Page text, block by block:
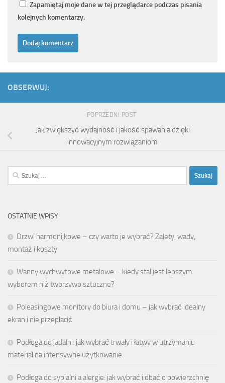
Zapamiętaj moje dane w tej przeglądarce podczas pisania
kolejnych komentarzy.
OBSERWUJ:
POPRZEDNI POST
Jak zwiększyć wydajność i jakość spawania dzięki
innowacyjnym rozwiązaniom
Szukaj:
OSTATNIE WPISY
Drzwi harmonijkowe – czy warto je wybrać? Zalety, wady,
montaż i koszty
Wanny wychwytowe metalowe – kiedy stal jest lepszym
wyborem niż tworzywo sztuczne?
Poleasingowe monitory do biura i domu – jak wybrać idealny
ekran i nie przepłacić
Podłoga do jadalni: jak wybrać trwały i łatwy w utrzymaniu
materiał na intensywne użytkowanie
Podłoga do sypialni a alergie: jak wybrać i dbać o powierzchnię